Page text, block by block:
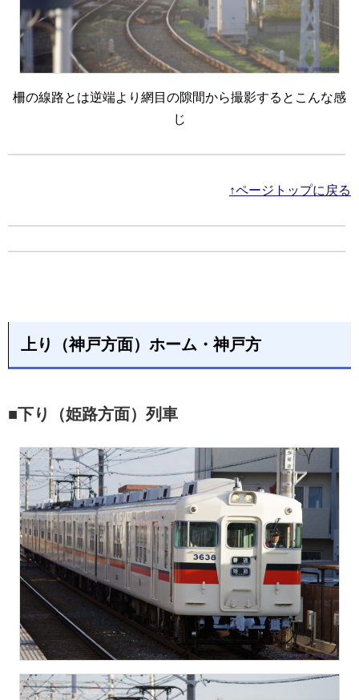
柵の線路とは逆端より網目の隙間から撮影するとこんな感
じ
↑ページトップに戻る
上り（神戸方面）ホーム・神戸方
■下り（姫路方面）列車